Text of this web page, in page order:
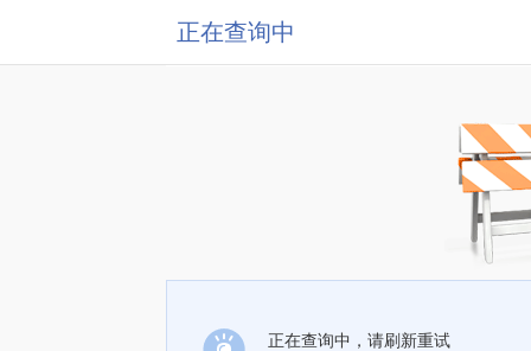
正在查询中
正在查询中，请刷新重试